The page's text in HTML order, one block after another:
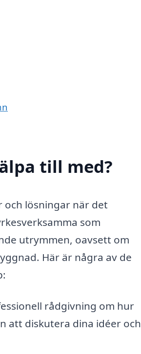
till med?
och lösningar när det
som
utrymmen, oavsett om
Här är några av de
rådgivning om hur
att diskutera dina idéer och